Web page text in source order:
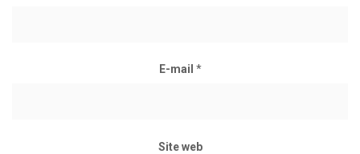
E-mail *
Site web